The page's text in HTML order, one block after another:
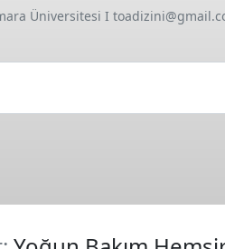
Üniversitesi I